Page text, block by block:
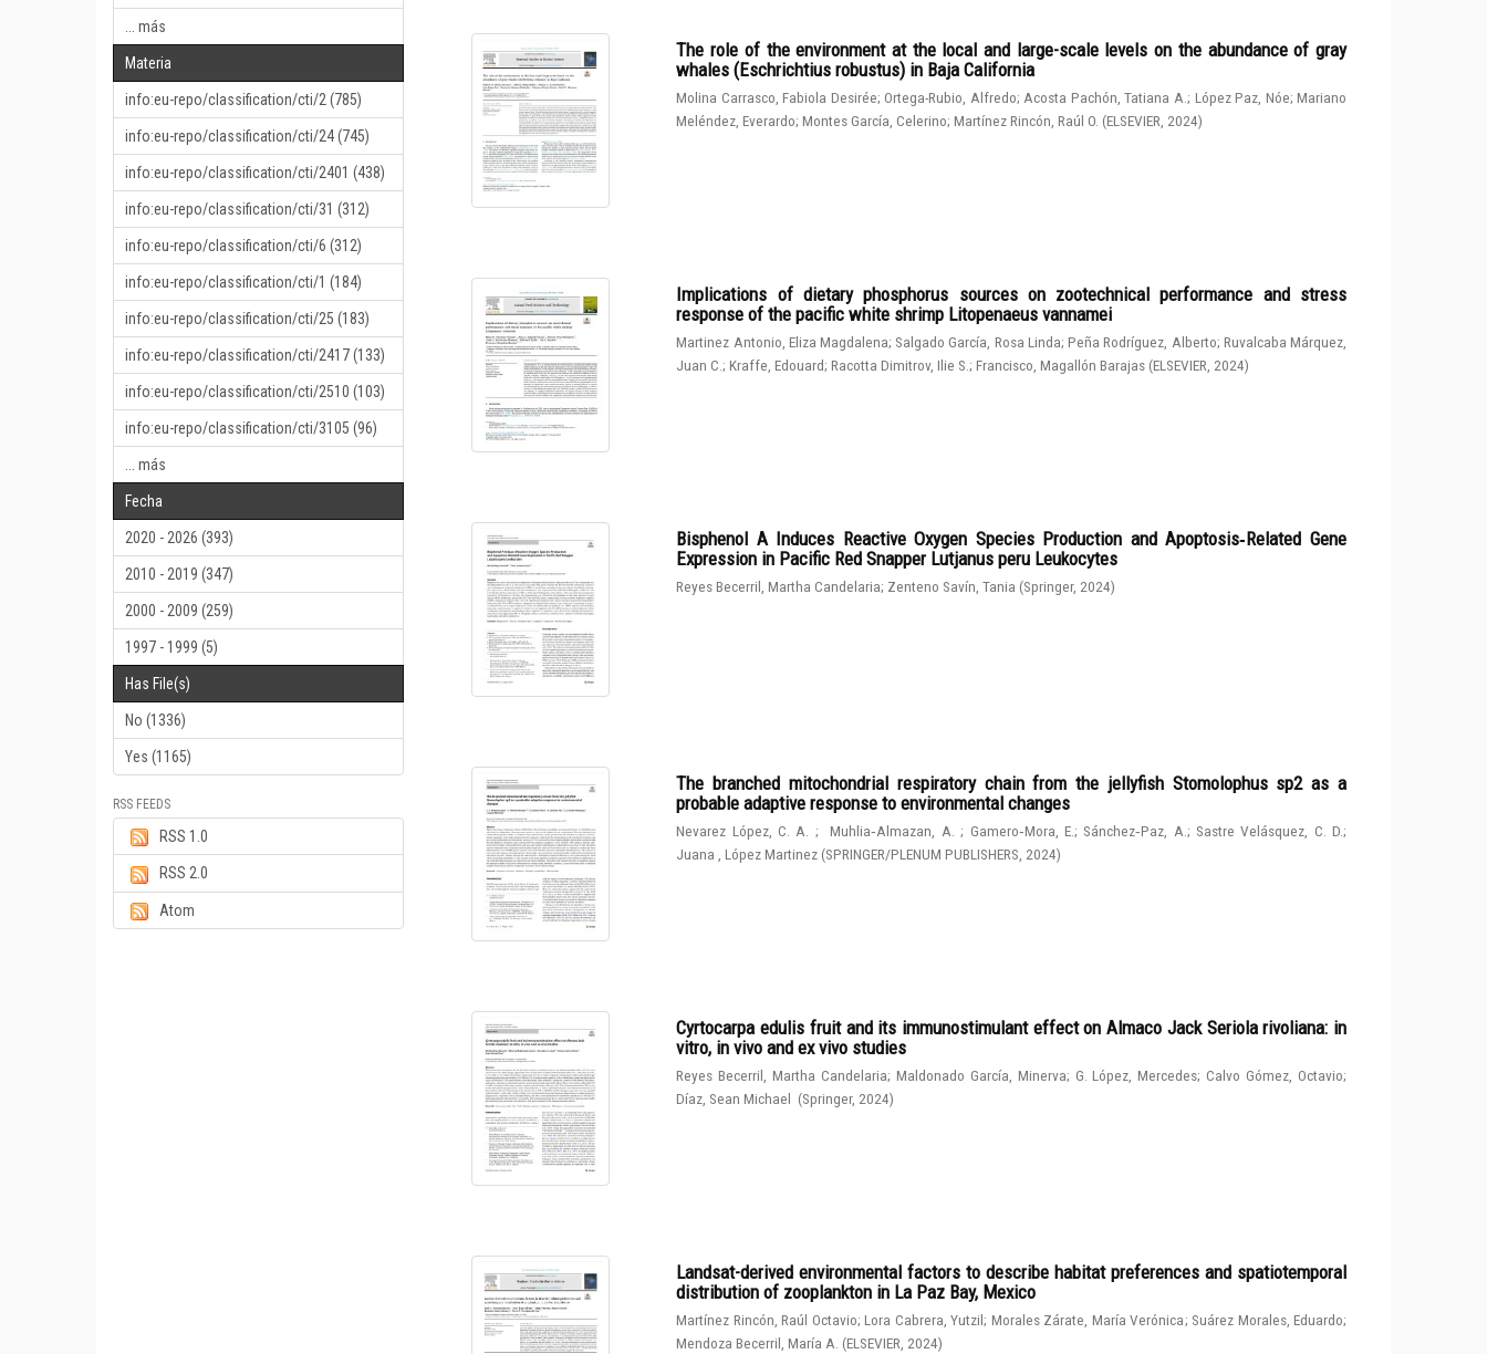
... más
Materia
info:eu-repo/classification/cti/2 (785)
info:eu-repo/classification/cti/24 (745)
info:eu-repo/classification/cti/2401 (438)
info:eu-repo/classification/cti/31 (312)
info:eu-repo/classification/cti/6 (312)
info:eu-repo/classification/cti/1 (184)
info:eu-repo/classification/cti/25 (183)
info:eu-repo/classification/cti/2417 (133)
info:eu-repo/classification/cti/2510 (103)
info:eu-repo/classification/cti/3105 (96)
... más
Fecha
2020 - 2026 (393)
2010 - 2019 (347)
2000 - 2009 (259)
1997 - 1999 (5)
Has File(s)
No (1336)
Yes (1165)
RSS FEEDS
RSS 1.0
RSS 2.0
Atom
The role of the environment at the local and large-scale levels on the abundance of gray
whales (Eschrichtius robustus) in Baja California
Molina Carrasco, Fabiola Desirée;Ortega-Rubio, Alfredo; Acosta Pachón, Tatiana A. ; López Paz, Nóe;Mariano
Meléndez, Everardo;Montes García, Celerino;Martínez Rincón, Raúl O. (ELSEVIER 2024)
Implications of dietary phosphorus sources on zootechnical performance and stress
response of the pacific white shrimp Litopenaeus vannamei
Martinez Antonio, Eliza Magdalena; Salgado García, Rosa Linda;Peña Rodríguez, Alberto; Ruvalcaba Márquez,
Juan C.;Kraffe, Edouard;Racotta Dimitrov, Ilie S.;Francisco, Magallón Barajas (ELSEVIER 2024)
Bisphenol A Induces Reactive Oxygen Species Production and Apoptosis‑Related Gene
Expression in Pacific Red Snapper Lutjanus peru Leukocytes
Reyes Becerril, Martha Candelaria; Zenteno Savín, Tania (Springer, 2024)
The branched mitochondrial respiratory chain from the jellyfish Stomolophus sp2 as a
probable adaptive response to environmental changes
Nevarez López, C. A. ; Muhlia‑Almazan, A.; Gamero‑Mora, E.; Sánchez‑Paz, A. ; Sastre Velásquez, C. D.;
Juana , López Martinez (SPRINGER/PLENUM PUBLISHERS 2024)
Cyrtocarpa edulis fruit and its immunostimulant effect on Almaco Jack Seriola rivoliana: in
vitro, in vivo and ex vivo studies
Reyes Becerril, Martha Candelaria; Maldonado García, Minerva; G. López, Mercedes;Calvo Gómez, Octavio;
Díaz, Sean Michael (Springer, 2024)
Landsat-derived environmental factors to describe habitat preferences and spatiotemporal
distribution of zooplankton in La Paz Bay, Mexico
Martínez Rincón, Raúl Octavio;Lora Cabrera, Yutzil; Morales Zárate, María Verónica; Suárez Morales, Eduardo;
Mendoza Becerril, María A. (ELSEVIER, 2024)